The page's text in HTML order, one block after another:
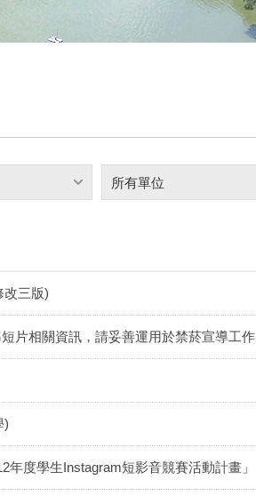
所有單位
改三版)
片相關資訊，請妥善運用於禁菸宣導工作
)
年度學生Instagram短影音競賽活動計畫」